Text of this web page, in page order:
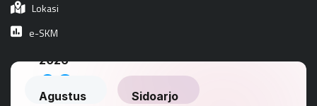
Lokasi
e-SKM